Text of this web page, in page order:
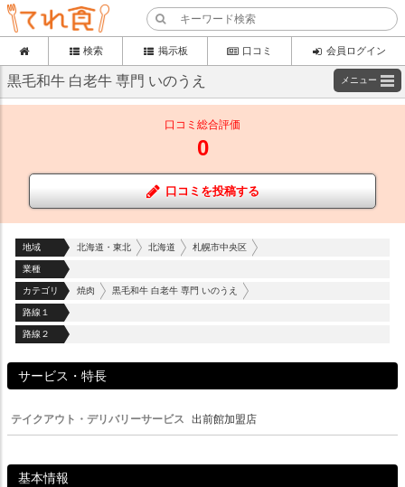
検索 掲示板 口コミ 会員ログイン
黒毛和牛 白老牛 専門 いのうえ メニュー
口コミ総合評価
0
口コミを投稿する
地域 北海道・東北 北海道 札幌市中央区
業種
カテゴリ 焼肉 黒毛和牛 白老牛 専門 いのうえ
路線１
路線２
サービス・特長
テイクアウト・デリバリーサービス 出前館加盟店
基本情報